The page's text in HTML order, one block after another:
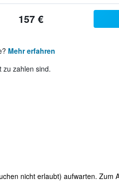
157 €
Mehr erfahren
zu zahlen sind.
nicht erlaubt) aufwarten. Zum